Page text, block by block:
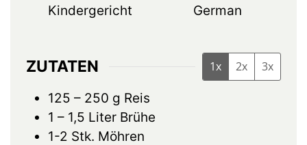
Kindergericht
German
ZUTATEN 1x 2x 3x
125 – 250 g Reis
1 – 1,5 Liter Brühe
1-2 Stk. Möhren